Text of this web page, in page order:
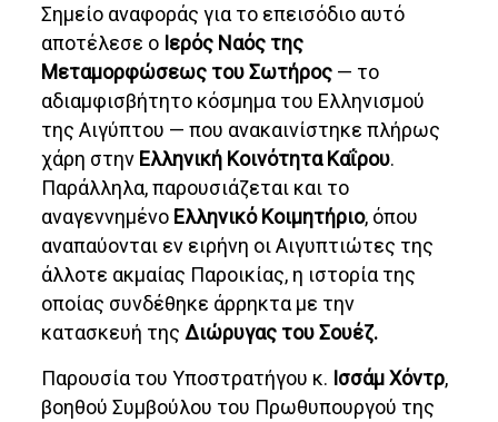
Σημείο αναφοράς για το επεισόδιο αυτό
αποτέλεσε ο Ιερός Ναός της
Μεταμορφώσεως του Σωτήρος — το
αδιαμφισβήτητο κόσμημα του Ελληνισμού
της Αιγύπτου — που ανακαινίστηκε πλήρως
χάρη στην Ελληνική Κοινότητα Καΐρου.
Παράλληλα, παρουσιάζεται και το
αναγεννημένο Ελληνικό Κοιμητήριο, όπου
αναπαύονται εν ειρήνη οι Αιγυπτιώτες της
άλλοτε ακμαίας Παροικίας, η ιστορία της
οποίας συνδέθηκε άρρηκτα με την
κατασκευή της Διώρυγας του Σουέζ.
Παρουσία του Υποστρατήγου κ. Ισσάμ Χόντρ,
βοηθού Συμβούλου του Πρωθυπουργού της